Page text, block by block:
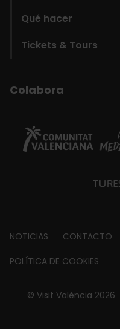
Qué hacer
Tickets & Tours
Colabora
Footer
about
NOTICIAS CONTACTO
POLÍTICA DE COOKIES
© Visit València 2026